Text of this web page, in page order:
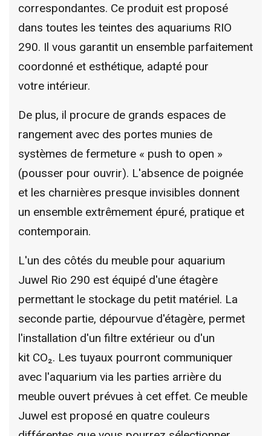
correspondantes. Ce produit est proposé
dans toutes les teintes des aquariums RIO
290. Il vous garantit un ensemble parfaitement
coordonné et esthétique, adapté pour
votre intérieur.
De plus, il procure de grands espaces de
rangement avec des portes munies de
systèmes de fermeture « push to open »
(pousser pour ouvrir). L'absence de poignée
et les charnières presque invisibles donnent
un ensemble extrêmement épuré, pratique et
contemporain.
L'un des côtés du meuble pour aquarium
Juwel Rio 290 est équipé d'une étagère
permettant le stockage du petit matériel. La
seconde partie, dépourvue d'étagère, permet
l'installation d'un filtre extérieur ou d'un
kit CO₂. Les tuyaux pourront communiquer
avec l'aquarium via les parties arrière du
meuble ouvert prévues à cet effet. Ce meuble
Juwel est proposé en quatre couleurs